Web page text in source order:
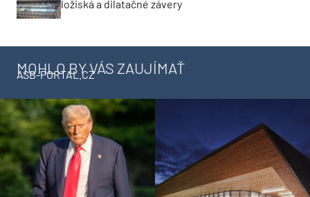
ložiská a dilatačné závery
MOHLO BY VÁS ZAUJÍMAŤ
ASB-PORTAL.CZ